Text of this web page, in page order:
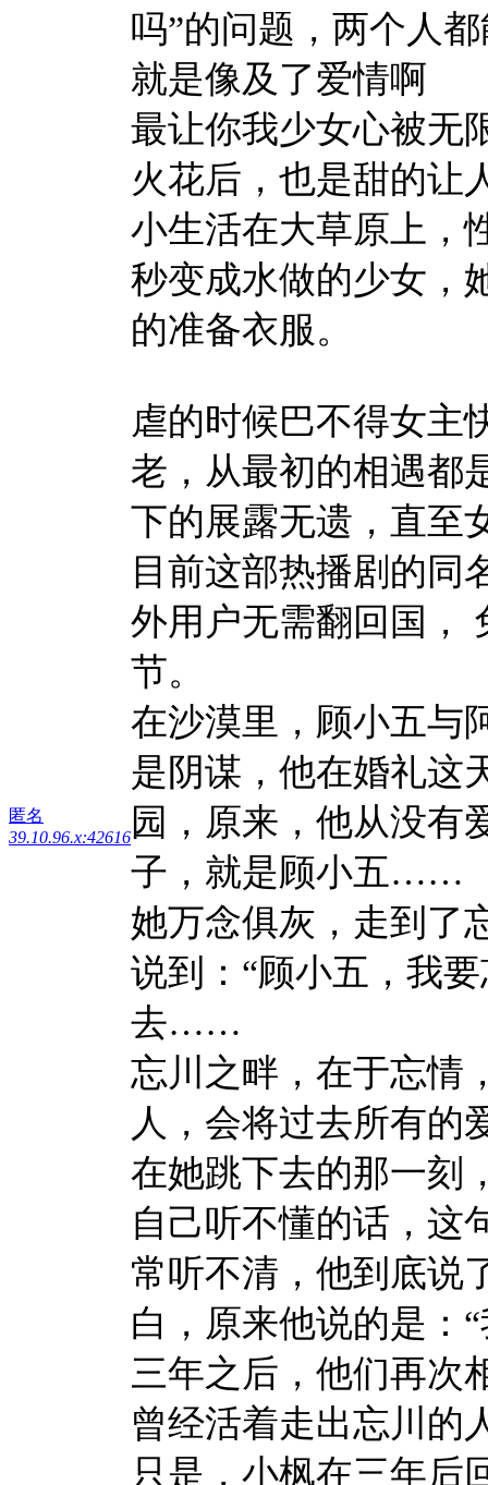
匿名
39.10.96.x:42616
吗”的问题，两个人
就是像及了爱情啊
最让你我少女心被无
火花后，也是甜的让
小生活在大草原上，
秒变成水做的少女，
的准备衣服。
虐的时候巴不得女主
老，从最初的相遇都
下的展露无遗，直至
目前这部热播剧的同
外用户无需翻回国，
节。
在沙漠里，顾小五与
是阴谋，他在婚礼这
园，原来，他从没有
子，就是顾小五……
她万念俱灰，走到了
说到：“顾小五，我
去……
忘川之畔，在于忘情
人，会将过去所有的
在她跳下去的那一刻
自己听不懂的话，这
常听不清，他到底说
白，原来他说的是
三年之后，他们再次
曾经活着走出忘川的
只是，小枫在三年后